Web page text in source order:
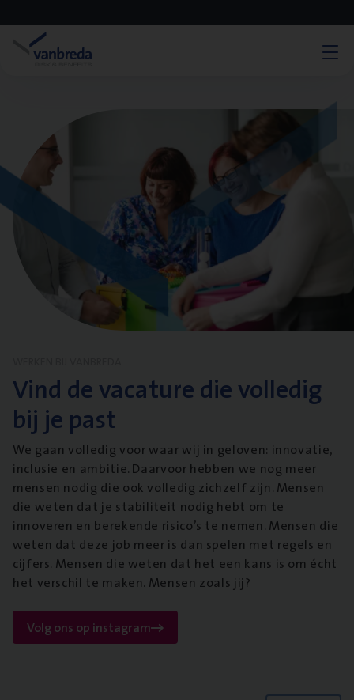
Vind de vacature die volledig
bij je past
We gaan volledig voor waar wij in geloven: innovatie,
inclusie en ambitie. Daarvoor hebben we nog meer
mensen nodig die ook volledig zichzelf zijn. Mensen
die weten dat je stabiliteit nodig hebt om te
innoveren en berekende risico’s te nemen. Mensen die
weten dat deze job meer is dan spelen met regels en
cijfers. Mensen die weten dat het een kans is om écht
het verschil te maken. Mensen zoals jij?
Volg ons op instagram